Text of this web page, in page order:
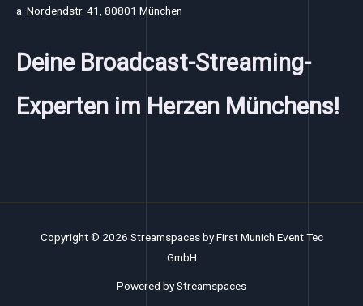
a: Nordendstr. 41, 80801 München
Deine Broadcast-Streaming-
Experten im Herzen Münchens!
Copyright © 2026 Streamspaces by First Munich Event Tec
GmbH
Powered by Streamspaces